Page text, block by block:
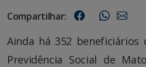
Compartilhar:
Ainda há 352 beneficiários
Previdência Social de